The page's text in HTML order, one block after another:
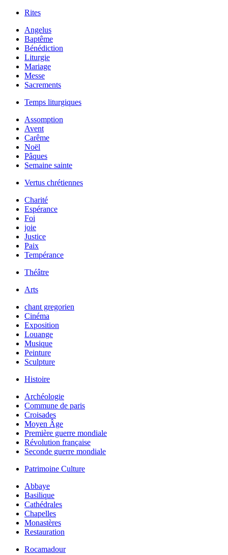
Rites
Angelus
Baptême
Bénédiction
Liturgie
Mariage
Messe
Sacrements
Temps liturgiques
Assomption
Avent
Carême
Noël
Pâques
Semaine sainte
Vertus chrétiennes
Charité
Espérance
Foi
joie
Justice
Paix
Tempérance
Théâtre
Arts
chant gregorien
Cinéma
Exposition
Louange
Musique
Peinture
Sculpture
Histoire
Archéologie
Commune de paris
Croisades
Moyen Âge
Première guerre mondiale
Révolution française
Seconde guerre mondiale
Patrimoine Culture
Abbaye
Basilique
Cathédrales
Chapelles
Monastères
Restauration
Rocamadour